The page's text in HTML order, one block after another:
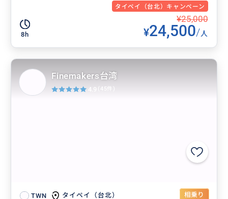
タイペイ（台北）キャンペーン
8h
¥25,000
¥24,500/人
TWN タイペイ（台北） 相乗り
Finemakers台湾
4.9 (45件)